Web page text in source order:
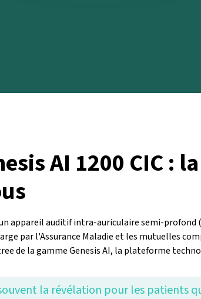
AI 1200 CIC
appareil auditif intra-auriculaire semi-profond
par l'Assurance Maladie et les mutuelles
de la gamme Genesis AI, la plateforme
souvent la révélation pour les